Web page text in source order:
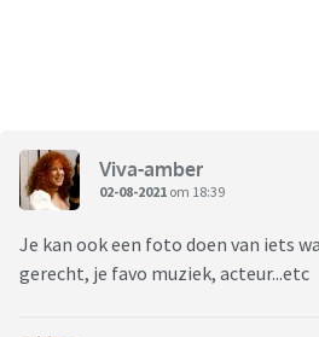
Viva-amber
02-08-2021 om 18:39
Je kan ook een foto doen van iets
gerecht, je favo muziek, acteur...etc